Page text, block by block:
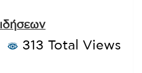
313 Total Views